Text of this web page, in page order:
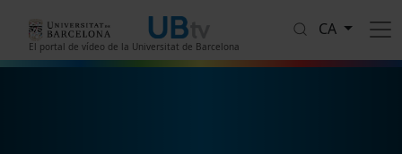
El portal de vídeo de la Universitat de Barcelona
CA